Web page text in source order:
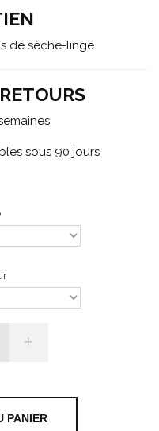
de sèche-linge
sous 90 jours
+
PANIER